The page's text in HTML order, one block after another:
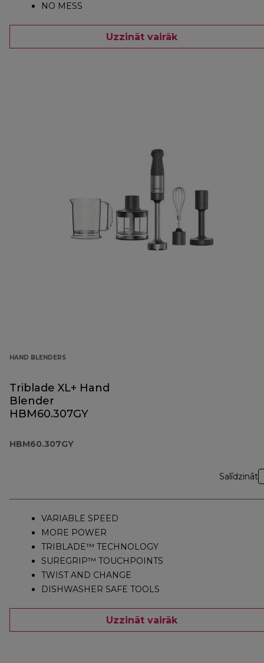
NO MESS
Uzzināt vairāk
HAND BLENDERS
Triblade XL+ Hand
Blender
HBM60.307GY
HBM60.307GY
Salīdzināt
VARIABLE SPEED
MORE POWER
TRIBLADE™ TECHNOLOGY
SUREGRIP™ TOUCHPOINTS
TWIST AND CHANGE
DISHWASHER SAFE TOOLS
Uzzināt vairāk